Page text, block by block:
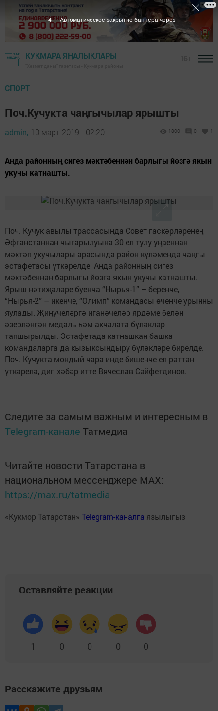
КУКМАРА ЯҢАЛЫКЛАРЫ
СПОРТ
Поч.Кучукта чаңгычылар ярышты
admin, 10 март 2019 - 02:20 1800 0 1
Анда районның сигез мәктәбеннән барлыгы йөзгә якын
укучы катнашты.
Поч. Кучук авылы трассасында Совет гаскәрләренең
Әфганстаннан чыгарылуына 30 ел тулу уңаеннан
мәктәп укучылары арасында район күләмендә чаңгы
эстафетасы үткәрелде. Анда районның сигез
мәктәбеннән барлыгы йөзгә якын укучы катнашты.
Ярыш нәтиҗәләре буенча “Нырья-1” – беренче,
“Нырья-2” – икенче, “Олимп” командасы өченче урынны
яулады. Җиңүчеләргә иганәчеләр ярдәме белән
әзерләнгән медаль һәм акчалата бүләкләр
тапшырылды. Эстафетада катнашкан башка
командаларга да кызыксындыру бүләкләре бирелде.
Поч. Кучукта мондый чара инде бишенче ел рәттән
үткәрелә, дип хәбәр итте Вячеслав Сәйфетдинов.
Следите за самым важным и интересным в
Telegram-канале Татмедиа
Читайте новости Татарстана в
национальном мессенджере MАХ:
https://max.ru/tatmedia
«Кукмор Татарстан» Telegram-каналга язылыгыз
Оставляйте реакции
1 0 0 0 0
Расскажите друзьям
3 Автоматическое закрытие баннера через